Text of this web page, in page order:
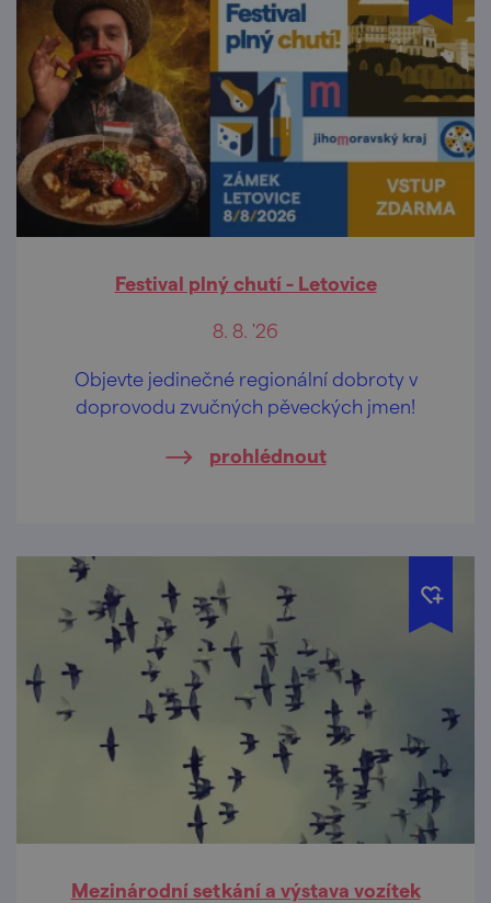
Festival plný chutí - Letovice
8. 8. '26
Objevte jedinečné regionální dobroty v
doprovodu zvučných pěveckých jmen!
prohlédnout
Mezinárodní setkání a výstava vozítek